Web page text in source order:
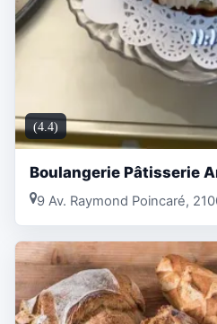
(4.4)
Boulangerie Pâtisserie
9 Av. Raymond Poincaré,